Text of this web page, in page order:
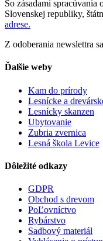
So zásadami
Slovenskej republiky,
adrese.
Z odoberania newslettra
Ďalšie weby
Kam do prírody
Lesnícke a
Lesnícky skanzen
Ubytovanie
Zubria zvernica
Lesná škola Levice
Dôležité odkazy
GDPR
Obchod s drevom
PoĽovníctvo
Rybárstvo
Sadbový materiál